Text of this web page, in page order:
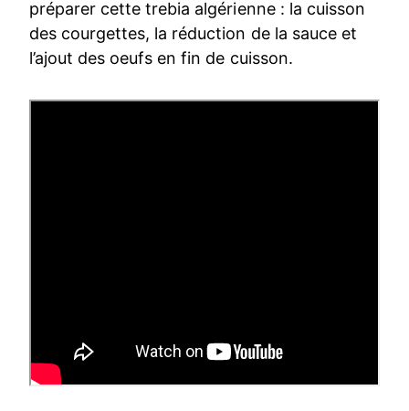
préparer cette trebia algérienne : la cuisson
des courgettes, la réduction de la sauce et
l’ajout des oeufs en fin de cuisson.